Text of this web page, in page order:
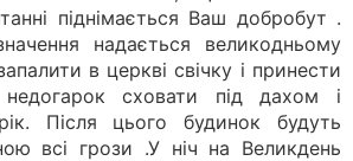
піднімається Ваш добробут .
надається великодньому
в церкві свічку і принести
сховати під дахом і
Після цього будинок будуть
всі грози .У ніч на Великдень